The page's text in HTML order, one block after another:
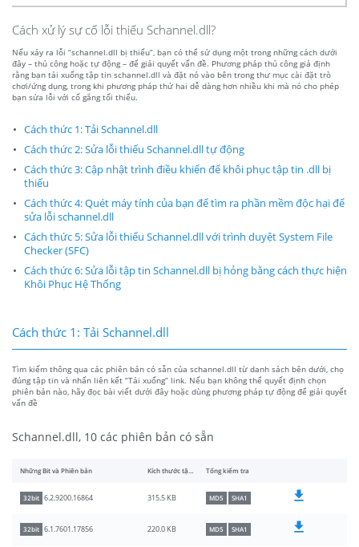
Cách xử lý sự cố lỗi thiếu Schannel.dll?
Nếu xảy ra lỗi “schannel.dll bị thiếu”, bạn có thể sử dụng một trong những cách dưới
đây – thủ công hoặc tự động – để giải quyết vấn đề. Phương pháp thủ công giả định
rằng bạn tải xuống tập tin schannel.dll và đặt nó vào bên trong thư mục cài đặt trò
chơi/ứng dụng, trong khi phương pháp thứ hai dễ dàng hơn nhiều khi mà nó cho phép
bạn sửa lỗi với cố gắng tối thiểu.
Cách thức 1: Tải Schannel.dll
Cách thức 2: Sửa lỗi thiếu Schannel.dll tự động
Cách thức 3: Cập nhật trình điều khiển để khôi phục tập tin .dll bị
thiếu
Cách thức 4: Quét máy tính của bạn để tìm ra phần mềm độc hại để
sửa lỗi schannel.dll
Cách thức 5: Sửa lỗi thiếu Schannel.dll với trình duyệt System File
Checker (SFC)
Cách thức 6: Sửa lỗi tập tin Schannel.dll bị hỏng bằng cách thực hiện
Khôi Phục Hệ Thống
Cách thức 1: Tải Schannel.dll
Tìm kiếm thông qua các phiên bản có sẵn của schannel.dll từ danh sách bên dưới, chọ
đúng tập tin và nhấn liên kết “Tải xuống” link. Nếu bạn không thể quyết định chọn
phiên bản nào, hãy đọc bài viết dưới đây hoặc dùng phương pháp tự động để giải quyết
vấn đề
Schannel.dll, 10 các phiên bản có sẵn
Những Bit và Phiên bản Kích thước tập tin Tổng kiểm tra
32bit 6.2.9200.16864 315.5 KB MD5 SHA1
32bit 6.1.7601.17856 220.0 KB MD5 SHA1